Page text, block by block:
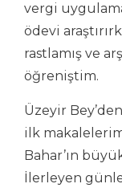
vergi
ödevi
rastlamış ve
öğreniştim.
Üzeyir
ilk
Bahar’ın
İlerleyen